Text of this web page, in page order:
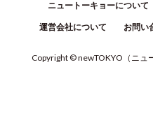
ニュートーキョーについて
運営会社について お問い
Copyright © newTOKYO （ ニュ